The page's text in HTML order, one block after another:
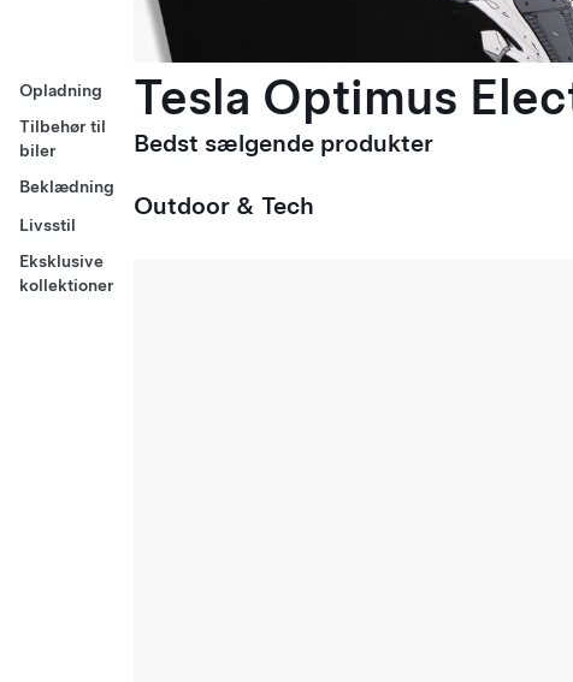
Opladning
Tilbehør til
biler
Beklædning
Livsstil
Eksklusive
kollektioner
Tesla Optimus
Bedst sælgende produkter
Outdoor & Tech